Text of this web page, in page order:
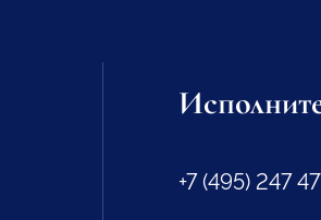
+7 (495) 247